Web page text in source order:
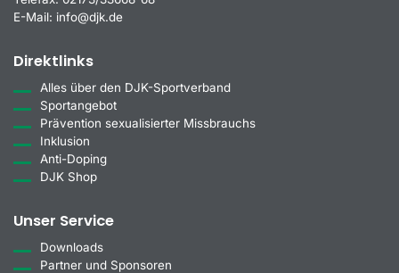
E-Mail: info@djk.de
Direktlinks
Alles über den DJK-Sportverband
Sportangebot
Prävention sexualisierter Missbrauchs
Inklusion
Anti-Doping
DJK Shop
Unser Service
Downloads
Partner und Sponsoren